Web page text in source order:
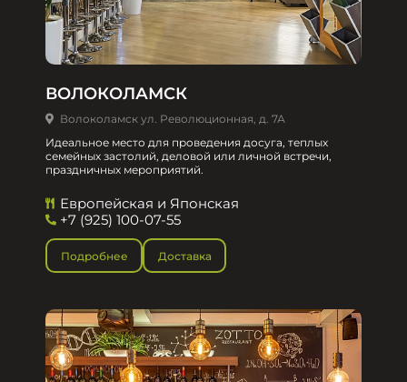
ВОЛОКОЛАМСК
Волоколамск ул. Революционная, д. 7А
Идеальное место для проведения досуга, теплых
семейных застолий, деловой или личной встречи,
праздничных мероприятий.
Европейская и Японская
+7 (925) 100-07-55
Подробнее Доставка